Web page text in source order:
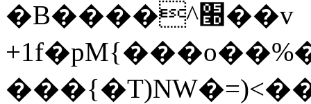
�B����^׭��v